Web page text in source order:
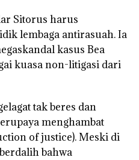
Sitorus harus
lembaga antirasuah. Ia
kasus Bea
kuasa non-litigasi dari
tak beres dan
menghambat
of justice). Meski di
bahwa